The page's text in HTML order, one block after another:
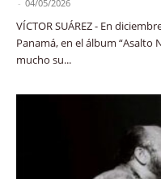
- 04/05/2026
VÍCTOR SUÁREZ - En
Panamá, en el álbum “Asalto
mucho su...